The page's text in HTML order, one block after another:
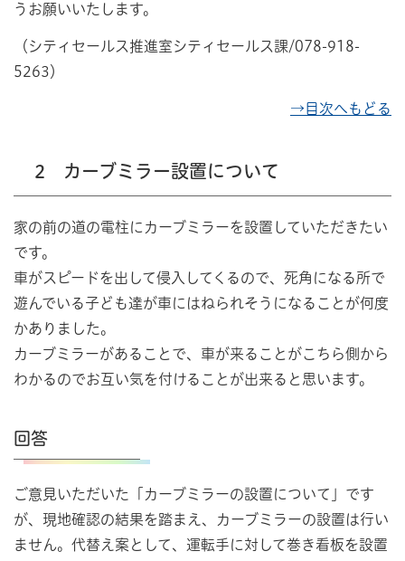
うお願いいたします。
（シティセールス推進室シティセールス課/078-918-
5263）
→目次へもどる
2 カーブミラー設置について
家の前の道の電柱にカーブミラーを設置していただきたい
です。
車がスピードを出して侵入してくるので、死角になる所で
遊んでいる子ども達が車にはねられそうになることが何度
かありました。
カーブミラーがあることで、車が来ることがこちら側から
わかるのでお互い気を付けることが出来ると思います。
回答
ご意見いただいた「カーブミラーの設置について」です
が、現地確認の結果を踏まえ、カーブミラーの設置は行い
ません。代替え案として、運転手に対して巻き看板を設置